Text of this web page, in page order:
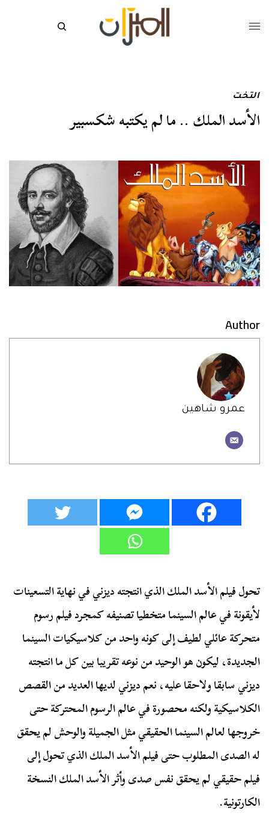
التخت
الأسد الملك .. ما لم يكتبه شكسبير
Author
عمرو شاهين
تحول فيلم الأسد الملك الذي انتجته ديزني في نهاية التسعينات
لأيقونة في عالم السينما متخطيا تصنيفه كمجرد فيلم رسوم
متحركة عائلي لطيف إلى كونه واحد من كلاسيكيات السينما
الجديدة، ليكون هو الوحيد من نوعه تقريبا بين كل ما انتجته
ديزني سابقا ولاحقا عليه، نعم ديزني لديها العديد من القصص
الكلاسيكية ولكنه محصورة في عالم الرسوم المحتركة حتى
خروجها لعالم السينما الحقيقي مثل الجميلة والوحش لم يحقق
له الصدى المطلوب حتى فيلم الأسد الملك الذي تحول إلى
فيلم حقيقي لم يحقق نفس صدى وأثر الأسد الملك النسخة
الكارتونية.